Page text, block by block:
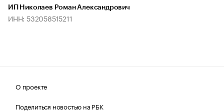
ИП Николаев Роман Александрович
ИНН: 532058515211
О проекте
Поделиться новостью на РБК